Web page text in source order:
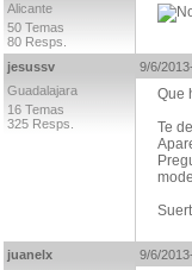
Alicante
50 Temas
80 Resps.
jesussv
Guadalajara
16 Temas
325 Resps.
9/6/
Que
Te
juanelx
9/6/